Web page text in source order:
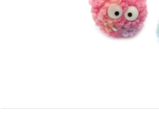
migliorare